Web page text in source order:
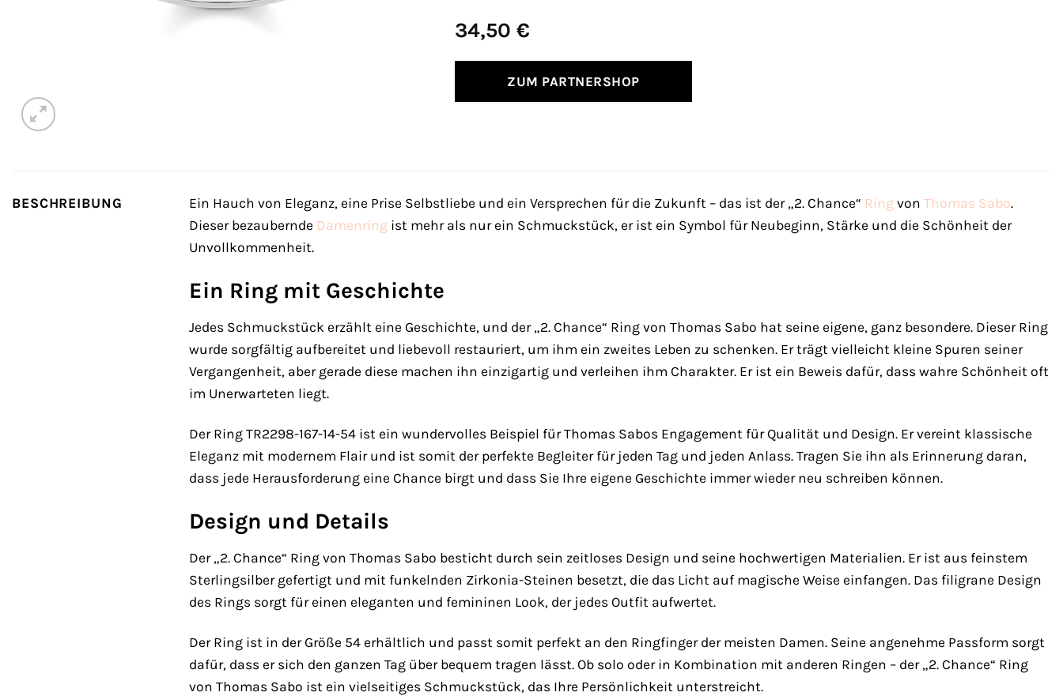
34,50 €
ZUM PARTNERSHOP
BESCHREIBUNG Ein Hauch von Eleganz, eine Prise Selbstliebe und ein Versprechen für die Zukunft – das ist der „2. Chance“ Ring von Thomas Sabo.
Dieser bezaubernde Damenring ist mehr als nur ein Schmuckstück, er ist ein Symbol für Neubeginn, Stärke und die Schönheit der
Unvollkommenheit.
Ein Ring mit Geschichte
Jedes Schmuckstück erzählt eine Geschichte, und der „2. Chance“ Ring von Thomas Sabo hat seine eigene, ganz besondere. Dieser Ring
wurde sorgfältig aufbereitet und liebevoll restauriert, um ihm ein zweites Leben zu schenken. Er trägt vielleicht kleine Spuren seiner
Vergangenheit, aber gerade diese machen ihn einzigartig und verleihen ihm Charakter. Er ist ein Beweis dafür, dass wahre Schönheit oft
im Unerwarteten liegt.
Der Ring TR2298-167-14-54 ist ein wundervolles Beispiel für Thomas Sabos Engagement für Qualität und Design. Er vereint klassische
Eleganz mit modernem Flair und ist somit der perfekte Begleiter für jeden Tag und jeden Anlass. Tragen Sie ihn als Erinnerung daran,
dass jede Herausforderung eine Chance birgt und dass Sie Ihre eigene Geschichte immer wieder neu schreiben können.
Design und Details
Der „2. Chance“ Ring von Thomas Sabo besticht durch sein zeitloses Design und seine hochwertigen Materialien. Er ist aus feinstem
Sterlingsilber gefertigt und mit funkelnden Zirkonia-Steinen besetzt, die das Licht auf magische Weise einfangen. Das filigrane Design
des Rings sorgt für einen eleganten und femininen Look, der jedes Outfit aufwertet.
Der Ring ist in der Größe 54 erhältlich und passt somit perfekt an den Ringfinger der meisten Damen. Seine angenehme Passform sorgt
dafür, dass er sich den ganzen Tag über bequem tragen lässt. Ob solo oder in Kombination mit anderen Ringen – der „2. Chance“ Ring
von Thomas Sabo ist ein vielseitiges Schmuckstück, das Ihre Persönlichkeit unterstreicht.